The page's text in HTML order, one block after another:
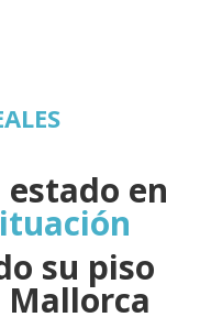
estado en
su piso
Mallorca